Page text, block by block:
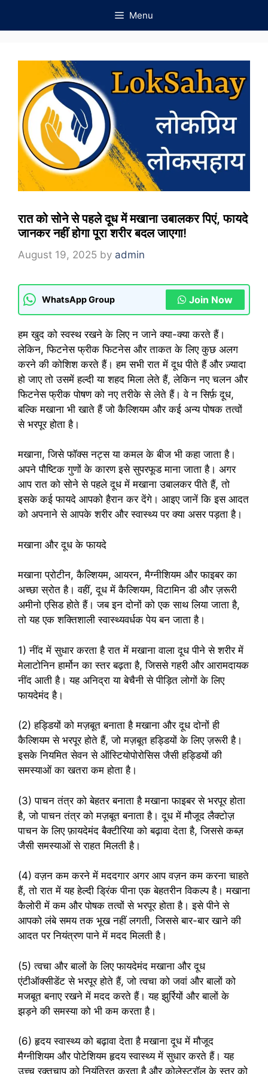
Menu
रात को सोने से पहले दूध में मखाना उबालकर पिएं, फायदे
जानकर नहीं होगा पूरा शरीर बदल जाएगा!
August 19, 2025 by admin
WhatsApp Group Join Now
हम खुद को स्वस्थ रखने के लिए न जाने क्या-क्या करते हैं।
लेकिन, फिटनेस फ्रीक फिटनेस और ताकत के लिए कुछ अलग
करने की कोशिश करते हैं। हम सभी रात में दूध पीते हैं और ज़्यादा
हो जाए तो उसमें हल्दी या शहद मिला लेते हैं, लेकिन नए चलन और
फिटनेस फ्रीक पोषण को नए तरीके से लेते हैं। वे न सिर्फ़ दूध,
बल्कि मखाना भी खाते हैं जो कैल्शियम और कई अन्य पोषक तत्वों
से भरपूर होता है।
मखाना, जिसे फॉक्स नट्स या कमल के बीज भी कहा जाता है।
अपने पौष्टिक गुणों के कारण इसे सुपरफूड माना जाता है। अगर
आप रात को सोने से पहले दूध में मखाना उबालकर पीते हैं, तो
इसके कई फायदे आपको हैरान कर देंगे। आइए जानें कि इस आदत
को अपनाने से आपके शरीर और स्वास्थ्य पर क्या असर पड़ता है।
मखाना और दूध के फायदे
मखाना प्रोटीन, कैल्शियम, आयरन, मैग्नीशियम और फाइबर का
अच्छा स्रोत है। वहीं, दूध में कैल्शियम, विटामिन डी और ज़रूरी
अमीनो एसिड होते हैं। जब इन दोनों को एक साथ लिया जाता है,
तो यह एक शक्तिशाली स्वास्थ्यवर्धक पेय बन जाता है।
1) नींद में सुधार करता है रात में मखाना वाला दूध पीने से शरीर में
मेलाटोनिन हार्मोन का स्तर बढ़ता है, जिससे गहरी और आरामदायक
नींद आती है। यह अनिद्रा या बेचैनी से पीड़ित लोगों के लिए
फायदेमंद है।
(2) हड्डियों को मज़बूत बनाता है मखाना और दूध दोनों ही
कैल्शियम से भरपूर होते हैं, जो मज़बूत हड्डियों के लिए ज़रूरी है।
इसके नियमित सेवन से ऑस्टियोपोरोसिस जैसी हड्डियों की
समस्याओं का खतरा कम होता है।
(3) पाचन तंत्र को बेहतर बनाता है मखाना फाइबर से भरपूर होता
है, जो पाचन तंत्र को मज़बूत बनाता है। दूध में मौजूद लैक्टोज़
पाचन के लिए फ़ायदेमंद बैक्टीरिया को बढ़ावा देता है, जिससे कब्ज़
जैसी समस्याओं से राहत मिलती है।
(4) वज़न कम करने में मददगार अगर आप वज़न कम करना चाहते
हैं, तो रात में यह हेल्दी ड्रिंक पीना एक बेहतरीन विकल्प है। मखाना
कैलोरी में कम और पोषक तत्वों से भरपूर होता है। इसे पीने से
आपको लंबे समय तक भूख नहीं लगती, जिससे बार-बार खाने की
आदत पर नियंत्रण पाने में मदद मिलती है।
(5) त्वचा और बालों के लिए फायदेमंद मखाना और दूध
एंटीऑक्सीडेंट से भरपूर होते हैं, जो त्वचा को जवां और बालों को
मजबूत बनाए रखने में मदद करते हैं। यह झुर्रियों और बालों के
झड़ने की समस्या को भी कम करता है।
(6) हृदय स्वास्थ्य को बढ़ावा देता है मखाना दूध में मौजूद
मैग्नीशियम और पोटेशियम हृदय स्वास्थ्य में सुधार करते हैं। यह
उच्च रक्तचाप को नियंत्रित करता है और कोलेस्ट्रॉल के स्तर को